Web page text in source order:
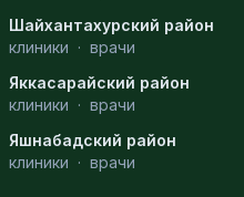
Шайхантахурский район
клиники · врачи
Яккасарайский район
клиники · врачи
Яшнабадский район
клиники · врачи